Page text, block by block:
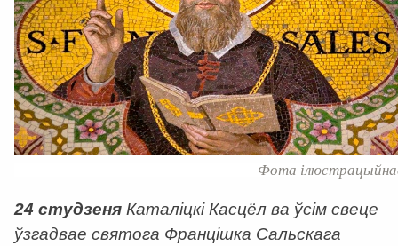
Фота
24 студзеня Каталіцкі Касцёл ва ўсім свеце
ўзгадвае святога Францішка Сальскага